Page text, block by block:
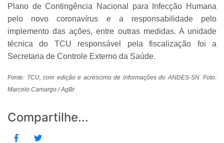
Plano de Contingência Nacional para Infecção Humana
pelo novo coronavírus e a responsabilidade pelo
implemento das ações, entre outras medidas. A unidade
técnica do TCU responsável pela fiscalização foi a
Secretaria de Controle Externo da Saúde.
Fonte: TCU, com edição e acréscimo de informações do ANDES-SN. Foto:
Marcelo Camargo / AgBr
Compartilhe...